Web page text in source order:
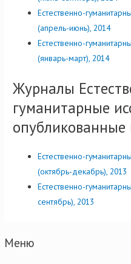
Меню
Естественно-
(апрель-июнь), 2014
Естественно-
(январь-март), 2014
Журналы
гуманитарные
Естественно-
(октябрь-декабрь), 2013
Естественно-
сентябрь), 2013